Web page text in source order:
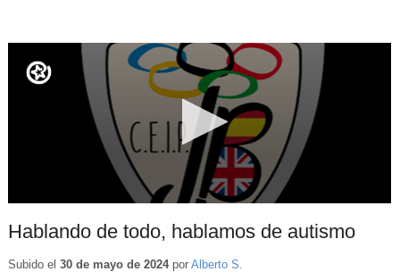
Hablando de todo, hablamos de autismo
Subido el 30 de mayo de 2024por Alberto S.